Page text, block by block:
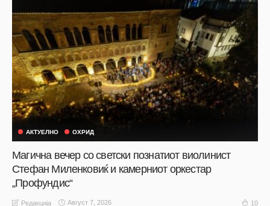
АКТУЕЛНО ОХРИД
Магична вечер со светски познатиот виолинист
Стефан Миленковиќ и камерниот оркестар
„Профундис“
Редакција Август 7, 2026 10